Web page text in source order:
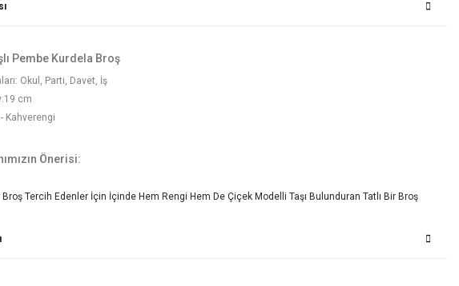
Pembe Kurdela Broş
Okul, Parti, Davet, İş
cm
Kahverengi
Önerisi:
Tercih Edenler İçin İçinde Hem Rengi Hem De Çiçek Modelli Taşı Bulunduran Tatlı Bir Broş